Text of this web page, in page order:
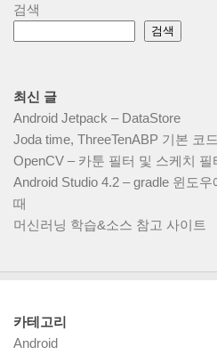
검색
검색
최신 글
Android Jetpack – DataStore
Joda time, ThreeTenABP 기본 코
OpenCV – 카툰 필터 및 스케치 필
Android Studio 4.2 – gradle 윈도
때
머신러닝 학습&소스 참고 사이트
카테고리
Android